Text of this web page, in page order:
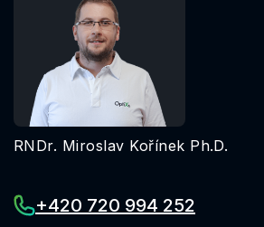
RNDr. Miroslav Kořínek Ph.D.
+420 720 994 252